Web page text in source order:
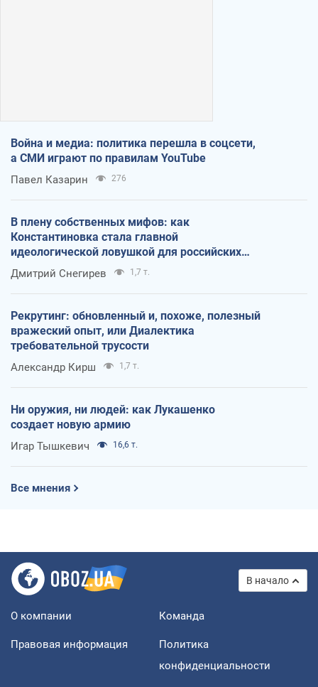
Война и медиа: политика перешла в соцсети,
а СМИ играют по правилам YouTube
Павел Казарин 276
В плену собственных мифов: как
Константиновка стала главной
идеологической ловушкой для российских
оккупантов
Дмитрий Снегирев 1,7 т.
Рекрутинг: обновленный и, похоже, полезный
вражеский опыт, или Диалектика
требовательной трусости
Александр Кирш 1,7 т.
Ни оружия, ни людей: как Лукашенко
создает новую армию
Игар Тышкевич 16,6 т.
Все мнения
В начало
О компании Команда
Правовая информация
Политика
конфиденциальности